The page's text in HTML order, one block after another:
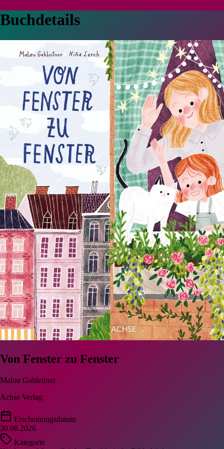
Buchdetails
Von Fenster zu Fenster
Malou Gahleitner
Achse Verlag
Erscheinungsdatum
30.08.2026
Kategorie